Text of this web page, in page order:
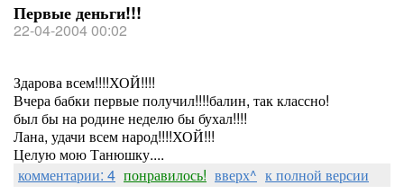
Первые деньги!!!
22-04-2004 00:02
Здарова всем!!!!ХОЙ!!!!
Вчера бабки первые получил!!!!балин, так классно!
был бы на родине неделю бы бухал!!!!
Лана, удачи всем народ!!!!ХОЙ!!!
Целую мою Танюшку....
комментарии: 4 понравилось! вверх^ к полной версии